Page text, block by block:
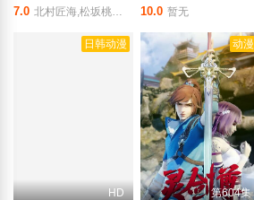
7.0 北村匠海,松坂桃李,滨边美波 10.0 暂无
日韩动漫
HD
动漫
第604集